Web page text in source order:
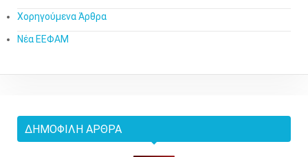
Χορηγούμενα Άρθρα
Νέα ΕΕΦΑΜ
ΔΗΜΟΦΙΛΉ ΆΡΘΡΑ